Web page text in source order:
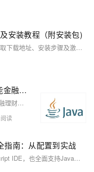
安装教程（附安装包)
本文介绍IDEA的下载与安装教程，包含获取下载地址、安装步骤及激活方法。需注意安装路径为英文目录，运行激活脚本时需管理员权限。按指引操作即可完成激活并使用。
Java 大视界 -- Java 大数据在智能金融理财产品风险评估与个性化配置中的应用（195）
本文深入探讨了Java大数据技术在智能金融理财产品风险评估与个性化配置中的关键应用。通过高效的数据采集、存储与分析，Java大数据技术助力金融机构实现精准风险评估与个性化推荐，提升投资收益并降低风险。
指南：从配置到实战
WebStorm 2025不仅是一款强大的JavaScript IDE，也全面支持Java开发。本文详解其AI辅助编程、Java特性增强及性能优化，并提供环境配置、高效开发技巧与实战案例，助你打造流畅的全栈开发体验。